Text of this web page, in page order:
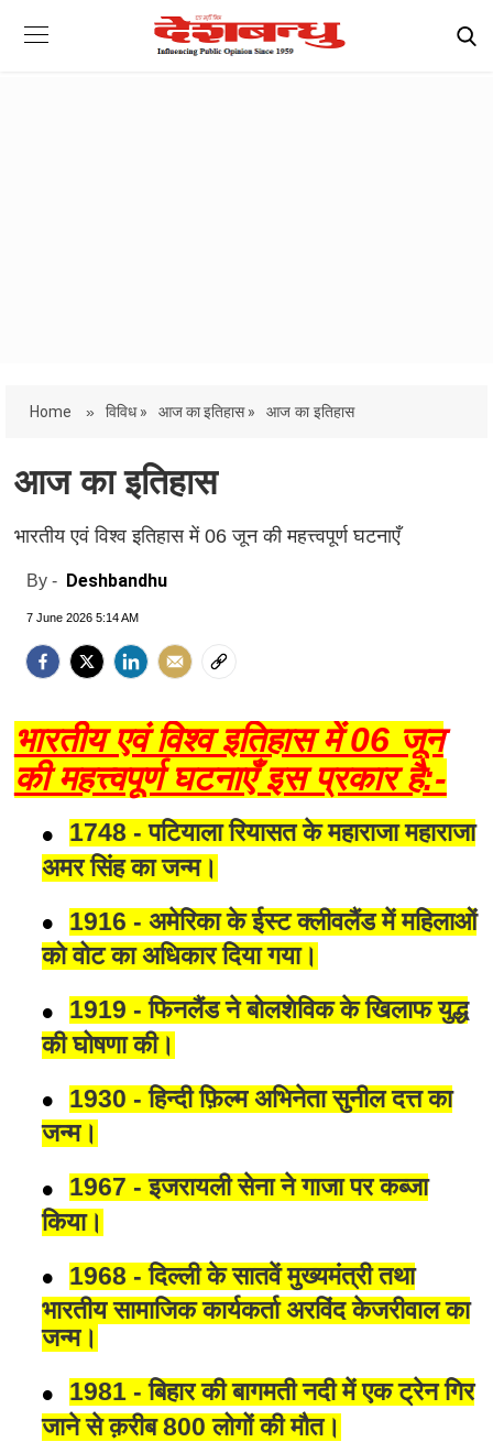
Home » विविध » आज का इतिहास » आज का इतिहास
आज का इतिहास
भारतीय एवं विश्व इतिहास में 06 जून की महत्त्वपूर्ण घटनाएँ
By - Deshbandhu
7 June 2026 5:14 AM
भारतीय एवं विश्व इतिहास में 06 जून
की महत्त्वपूर्ण घटनाएँ इस प्रकार है:-
1748 - पटियाला रियासत के महाराजा महाराजा
अमर सिंह का जन्म।
1916 - अमेरिका के ईस्ट क्लीवलैंड में महिलाओं
को वोट का अधिकार दिया गया।
1919 - फिनलैंड ने बोलशेविक के खिलाफ युद्ध
की घोषणा की।
1930 - हिन्दी फ़िल्म अभिनेता सुनील दत्त का
जन्म।
1967 - इजरायली सेना ने गाजा पर कब्जा
किया।
1968 - दिल्ली के सातवें मुख्यमंत्री तथा
भारतीय सामाजिक कार्यकर्ता अरविंद केजरीवाल का
जन्म।
1981 - बिहार की बागमती नदी में एक ट्रेन गिर
जाने से क़रीब 800 लोगों की मौत।